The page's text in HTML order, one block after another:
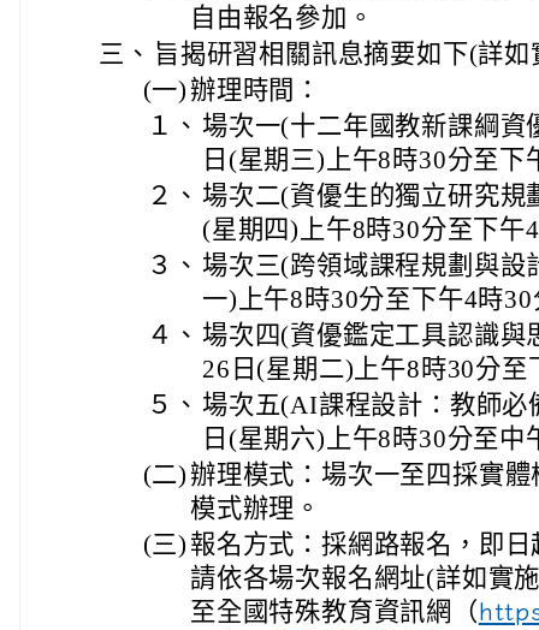
自由報名參加。
三、 旨揭研習相關訊息摘要如下(詳
(一)辦理時間：
１、 場次一(十二年國教新課綱資
日(星期三)上午8時30分至下
２、 場次二(資優生的獨立研究規
(星期四)上午8時30分至下午
３、 場次三(跨領域課程規劃與設
一)上午8時30分至下午4時
４、 場次四(資優鑑定工具認識與
26日(星期二)上午8時30分至
５、 場次五(AI課程設計：教師
日(星期六)上午8時30分至中
(二)辦理模式：場次一至四採實
模式辦理。
(三) 報名方式：採網路報名，即
請依各場次報名網址(詳如實
至全國特殊教育資訊網（